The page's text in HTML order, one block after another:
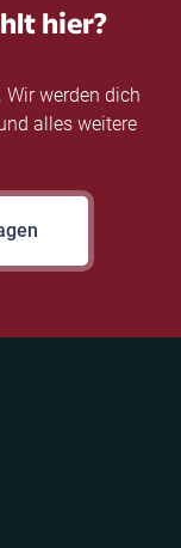
hier?
werden dich
alles weitere